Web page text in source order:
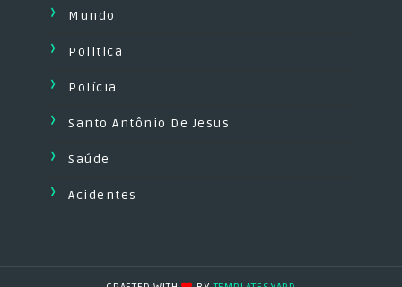
Mundo
Politica
Polícia
Santo Antônio De Jesus
Saúde
Acidentes